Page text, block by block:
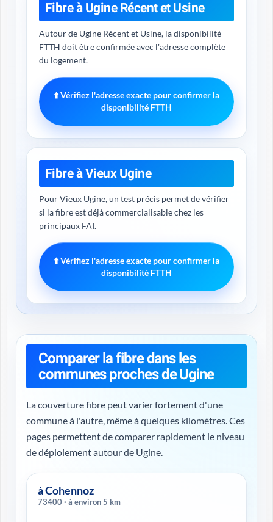
Fibre à Ugine Récent et Usine
Autour de Ugine Récent et Usine, la disponibilité
FTTH doit être confirmée avec l'adresse complète
du logement.
⬆️ Vérifiez l'adresse exacte pour confirmer la
disponibilité FTTH
Fibre à Vieux Ugine
Pour Vieux Ugine, un test précis permet de vérifier
si la fibre est déjà commercialisable chez les
principaux FAI.
⬆️ Vérifiez l'adresse exacte pour confirmer la
disponibilité FTTH
Comparer la fibre dans les
communes proches de Ugine
La couverture fibre peut varier fortement d'une
commune à l'autre, même à quelques kilomètres. Ces
pages permettent de comparer rapidement le niveau
de déploiement autour de Ugine.
à Cohennoz
73400 · à environ 5 km